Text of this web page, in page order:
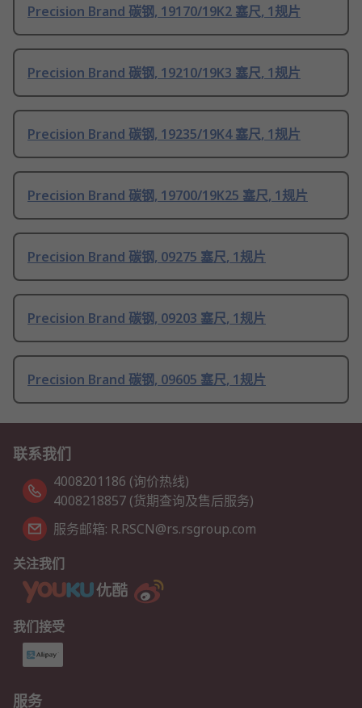
Precision Brand 碳钢, 19170/19K2 塞尺, 1规片
Precision Brand 碳钢, 19210/19K3 塞尺, 1规片
Precision Brand 碳钢, 19235/19K4 塞尺, 1规片
Precision Brand 碳钢, 19700/19K25 塞尺, 1规片
Precision Brand 碳钢, 09275 塞尺, 1规片
Precision Brand 碳钢, 09203 塞尺, 1规片
Precision Brand 碳钢, 09605 塞尺, 1规片
联系我们
4008201186 (询价热线)
4008218857 (货期查询及售后服务)
服务邮箱: R.RSCN@rs.rsgroup.com
关注我们
我们接受
服务